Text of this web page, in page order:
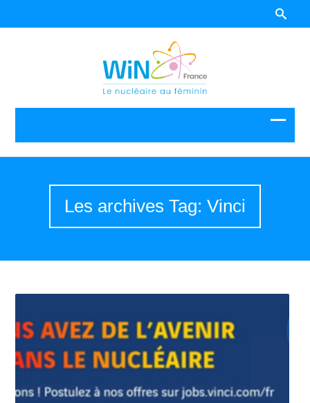
Les archives Tag: Vinci